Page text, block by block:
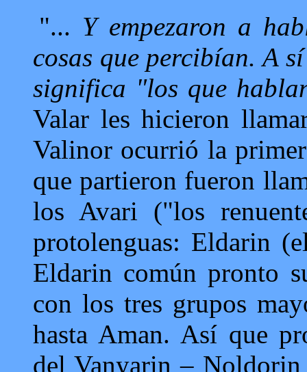
"... Y empezaron a
cosas que percibían. A
significa "los que
Valar les hicieron
Valinor ocurrió la
que partieron fueron
los Avari ("los
protolenguas: Eldarin
Eldarin común pronto
con los tres grupos
hasta Aman. Así que
del Vanyarin –